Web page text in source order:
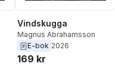
röster:
Vindskugga
Magnus Abrahamsson
E-bok 2026
169 kr